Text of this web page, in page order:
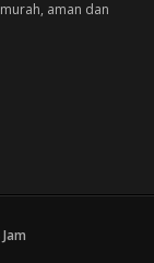
aman dan